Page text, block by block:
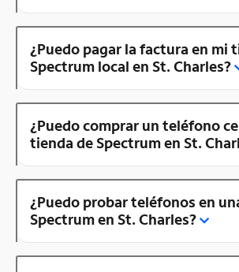
¿Puedo pagar la factura en mi
Spectrum local en St. Charles?
¿Puedo comprar un teléfono
tienda de Spectrum en St.
¿Puedo probar teléfonos en
Spectrum en St. Charles?